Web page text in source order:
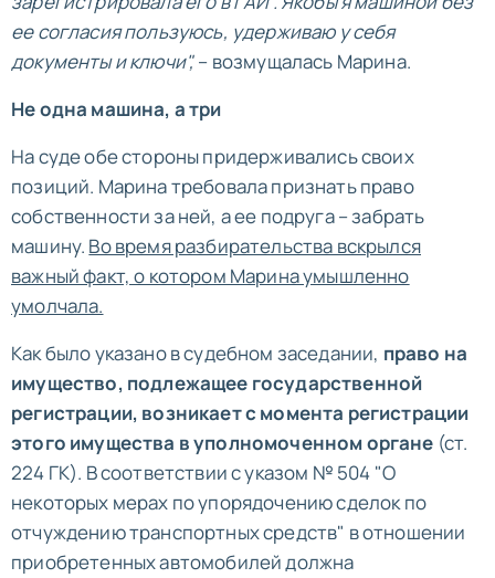
ее согласия пользуюсь, удерживаю у себя
документы и ключи",– возмущалась Марина.
Не одна машина, а три
На суде обе стороны придерживались своих
позиций. Марина требовала признать право
собственности за ней, а ее подруга – забрать
машину. Во время разбирательства вскрылся
важный факт, о котором Марина умышленно
умолчала.
Как было указано в судебном заседании, право на
имущество, подлежащее государственной
регистрации, возникает с момента регистрации
этого имущества в уполномоченном органе (ст.
224 ГК). В соответствии с указом № 504 "О
некоторых мерах по упорядочению сделок по
отчуждению транспортных средств" в отношении
приобретенных автомобилей должна